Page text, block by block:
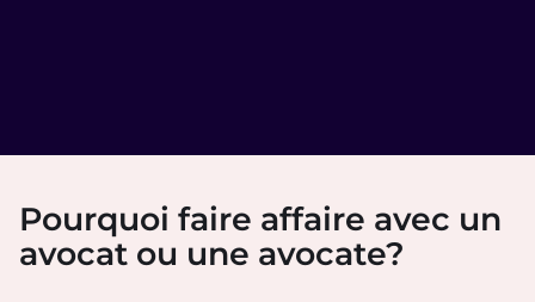
Pourquoi faire affaire avec un
avocat ou une avocate?